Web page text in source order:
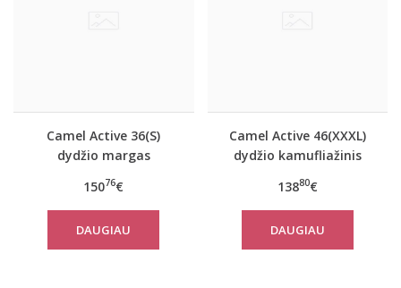
Camel Active 36(S)
dydžio margas
paltas 310320 2501
15076€
DAUGIAU
Camel Active 46(XXXL)
dydžio kamufliažinis
310780
13880€
DAUGIAU